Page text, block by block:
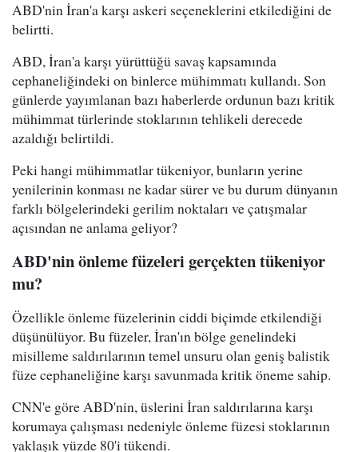
ABD'nin İran'a karşı askeri seçeneklerini etkilediğini de
belirtti.
ABD, İran'a karşı yürüttüğü savaş kapsamında
cephaneliğindeki on binlerce mühimmatı kullandı. Son
günlerde yayımlanan bazı haberlerde ordunun bazı kritik
mühimmat türlerinde stoklarının tehlikeli derecede
azaldığı belirtildi.
Peki hangi mühimmatlar tükeniyor, bunların yerine
yenilerinin konması ne kadar sürer ve bu durum dünyanın
farklı bölgelerindeki gerilim noktaları ve çatışmalar
açısından ne anlama geliyor?
ABD'nin önleme füzeleri gerçekten tükeniyor
mu?
Özellikle önleme füzelerinin ciddi biçimde etkilendiği
düşünülüyor. Bu füzeler, İran'ın bölge genelindeki
misilleme saldırılarının temel unsuru olan geniş balistik
füze cephaneliğine karşı savunmada kritik öneme sahip.
CNN'e göre ABD'nin, üslerini İran saldırılarına karşı
korumaya çalışması nedeniyle önleme füzesi stoklarının
yaklaşık yüzde 80'i tükendi.